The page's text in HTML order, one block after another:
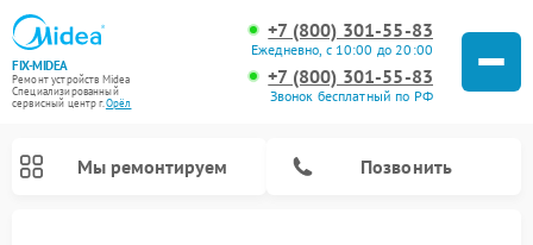
FIX-MIDEA
Ремонт устройств Midea
Специализированный
cервисный центр г.Орёл
+7 (800) 301-55-83
Ежедневно, с 10:00 до 20:00
+7 (800) 301-55-83
Звонок бесплатный по РФ
Мы ремонтируем Позвонить